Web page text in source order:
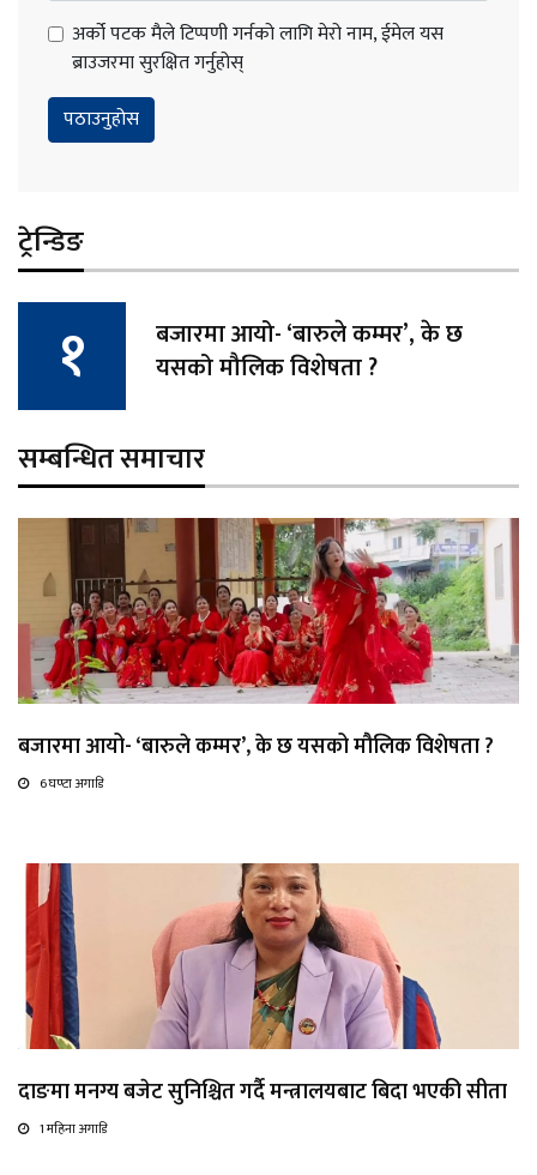
अर्को पटक मैले टिप्पणी गर्नको लागि मेरो नाम, ईमेल यस
ब्राउजरमा सुरक्षित गर्नुहोस्
ट्रेन्डिङ
बजारमा आयो- ‘बारुले कम्मर’, के छ
यसको मौलिक विशेषता ?
सम्बन्धित समाचार
बजारमा आयो- ‘बारुले कम्मर’, के छ यसको मौलिक विशेषता ?
6 घण्टा अगाडि
दाङमा मनग्य बजेट सुनिश्चित गर्दै मन्त्रालयबाट बिदा भएकी सीता
1 महिना अगाडि